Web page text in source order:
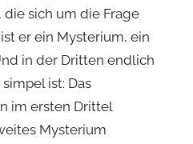
die sich um die Frage
er ein Mysterium, ein
in der Dritten endlich
ist: Das
im ersten Drittel
Mysterium